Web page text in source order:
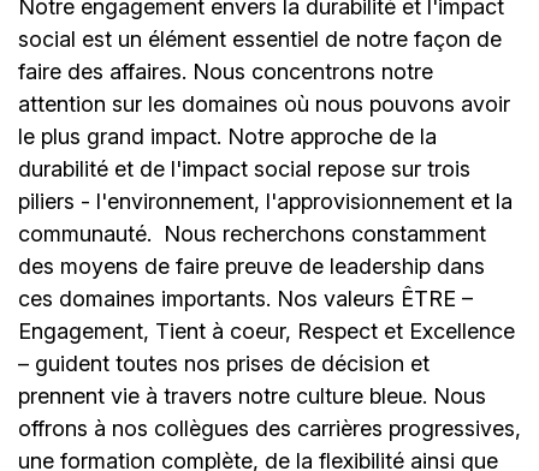
Notre engagement envers la durabilité et l'impact
social est un élément essentiel de notre façon de
faire des affaires. Nous concentrons notre
attention sur les domaines où nous pouvons avoir
le plus grand impact. Notre approche de la
durabilité et de l'impact social repose sur trois
piliers - l'environnement, l'approvisionnement et la
communauté.
Nous recherchons constamment
des moyens de faire preuve de leadership dans
ces domaines importants. Nos valeurs ÊTRE –
Engagement, Tient à coeur, Respect et Excellence
– guident toutes nos prises de décision et
prennent vie à travers notre culture bleue. Nous
offrons à nos collègues des carrières progressives,
une formation complète, de la flexibilité ainsi que